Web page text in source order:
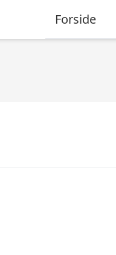
Forside